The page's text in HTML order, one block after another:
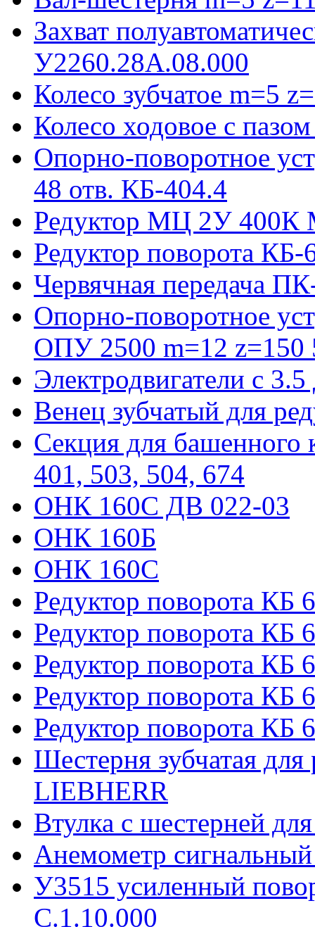
Захват
У2260.28А.08.000
Колесо зубчатое m=5
Колесо ходовое с
Опорно-поворотное
48 отв. КБ-404.4
Редуктор МЦ 2У 400К
Редуктор поворота КБ-
Червячная передача
Опорно-поворотное
ОПУ 2500 m=12 z=150
Электродвигатели с
Венец зубчатый для
Секция для башенного
401, 503, 504, 674
ОНК 160С ДВ 022-03
ОНК 160Б
ОНК 160С
Редуктор поворота КБ
Редуктор поворота КБ
Редуктор поворота КБ
Редуктор поворота КБ
Редуктор поворота КБ
Шестерня зубчатая
LIEBHERR
Втулка с шестерней
Анемометр
У3515 усиленный
С.1.10.000